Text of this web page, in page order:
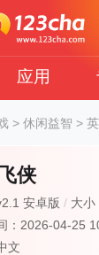
应用
> 休闲益智 >英
侠
安卓版/ 大小
：2026-04-25
文